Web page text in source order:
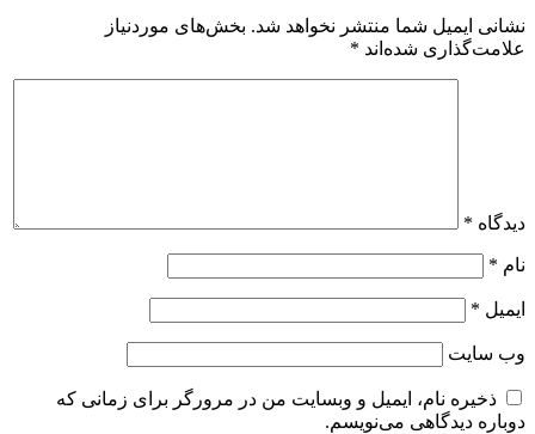
نشانی ایمیل شما منتشر نخواهد شد. بخش‌های موردنیاز
علامت‌گذاری شده‌اند *
دیدگاه *
نام *
ایمیل *
وب‌ سایت
ذخیره نام، ایمیل و وبسایت من در مرورگر برای زمانی که
دوباره دیدگاهی می‌نویسم.